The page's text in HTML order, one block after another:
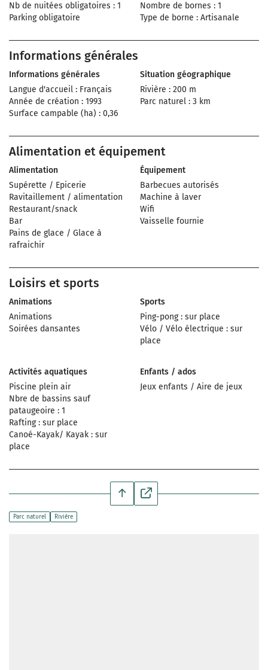
Nb de nuitées obligatoires : 1
Parking obligatoire
Nombre de bornes : 1
Type de borne : Artisanale
Informations générales
Informations générales
Langue d'accueil : Français
Année de création : 1993
Surface campable (ha) : 0,36
Situation géographique
Rivière : 200 m
Parc naturel : 3 km
Alimentation et équipement
Alimentation
Supérette / Epicerie
Ravitaillement / alimentation
Restaurant/snack
Bar
Pains de glace / Glace à
rafraichir
Équipement
Barbecues autorisés
Machine à laver
Wifi
Vaisselle fournie
Loisirs et sports
Animations
Animations
Soirées dansantes
Sports
Ping-pong : sur place
Vélo / Vélo électrique : sur
place
Activités aquatiques
Piscine plein air
Nbre de bassins sauf
pataugeoire : 1
Rafting : sur place
Canoé-Kayak/ Kayak : sur
place
Enfants / ados
Jeux enfants / Aire de jeux
Parc naturel Rivière